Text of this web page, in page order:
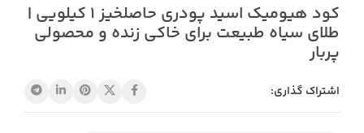
کود هیومیک اسید پودری حاصلخیز 1 کیلویی |
طلای سیاه طبیعت برای خاکی زنده و محصولی
پربار
اشتراک گذاری: